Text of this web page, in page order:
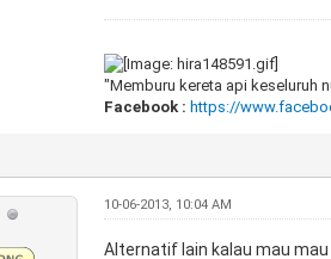
"Memburu kereta api keseluruh
Facebook : https://
10-06-2013, 10:04 AM
Alternatif lain kalau mau